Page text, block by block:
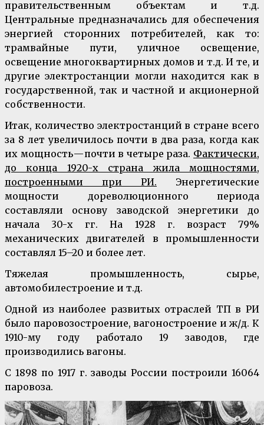
правительственным объектам и т.д.
Центральные предназначались для обеспечения
энергией сторонних потребителей, как то:
трамвайные пути, уличное освещение,
освещение многоквартирных домов и т.д. И те, и
другие электростанции могли находится как в
государственной, так и частной и акционерной
собственности.
Итак, количество электростанций в стране всего
за 8 лет увеличилось почти в два раза, когда как
их мощность — почти в четыре раза. Фактически,
до конца 1920-х страна жила мощностями,
построенными при РИ. Энергетические
мощности дореволюционного периода
составляли основу заводской энергетики до
начала 30-х гг. На 1928 г. возраст 79%
механических двигателей в промышленности
составлял 15–20 и более лет.
Тяжелая промышленность, сырье,
автомобилестроение и т.д.
Одной из наиболее развитых отраслей ТП в РИ
было паровозостроение, вагоностроение и ж/д. К
1910-му году работало 19 заводов, где
производились вагоны.
С 1898 по 1917 г. заводы России построили 16064
паровоза.